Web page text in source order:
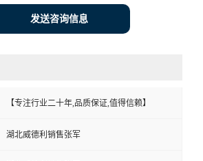
发送咨询信息
【专注行业二十年,品质保证,值得信赖】
湖北威德利销售张军